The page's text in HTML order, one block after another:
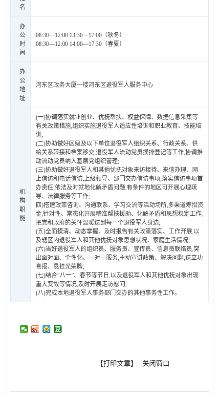
名
办
公
时
间
08:30—12:00 13:30—17:00（秋冬）
08:30—12:00 14:00—17:30（春夏）
办
公
地
址
河东区政务大厦一楼河东区退役军人服务中心
机
构
职
能
(一)协调落实就业创业、优抚帮扶、权益保障、数据信息采集等
有关政策措施,组织实施退役军人适应性培训和职业教育、技能培
训;
(二)协助做好区级及以下单位退役军人组织关系、行政关系、供
给关系转接和档案移交,退役军人流动党员摸排登记等工作,协调推
动流动党员纳入基层党组织管理;
(三)协助做好退役军人和其他优抚对象来访接待、来信办理、网
上信访和电话信访,上级领导、部门交办信访事项,落实信访事项首
办责任,依法及时就地化解矛盾问题,有条件的地区可开展心理疏
导、法律服务等工作;
四)搭建政策咨询、沟通联系、学习交流等活动场所,多渠道筹措资
金,针对性、常态化开展精准帮扶援助、化解矛盾和思想稳定工作,
把党和政府的关怀温暖送到每一个退役军人身边;
(五)全面摸清、动态掌握、及时报告有关政策落实、工作开展,以
及辖区内退役军人和其他优抚对象思想状况、家庭生活情况;
(六)当好退役军人的组织员、服务员、宣传员、信息员联络员,突
出面对面、个性化、一对一服务,主动宣讲政策、解决问题,送立功
喜报、悬挂光荣牌;
(七)结合“八一”、春节等节日,以及退役军人和其他优抚对象出现
重大变故等情况,及时开展走访慰问;
(八)完成本地退役军人事务部门交办的其他事务性工作。
【打印文章】 关闭窗口